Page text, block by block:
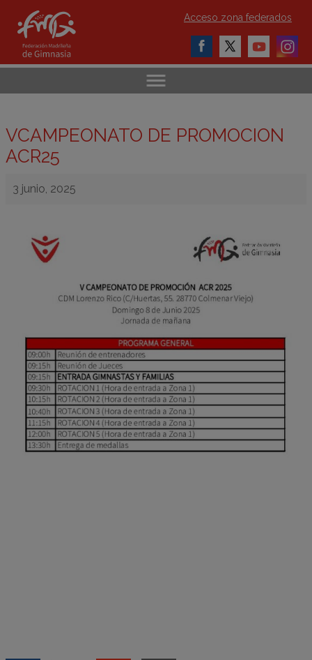
Acceso zona federados
VCAMPEONATO DE PROMOCION
ACR25
3 junio, 2025